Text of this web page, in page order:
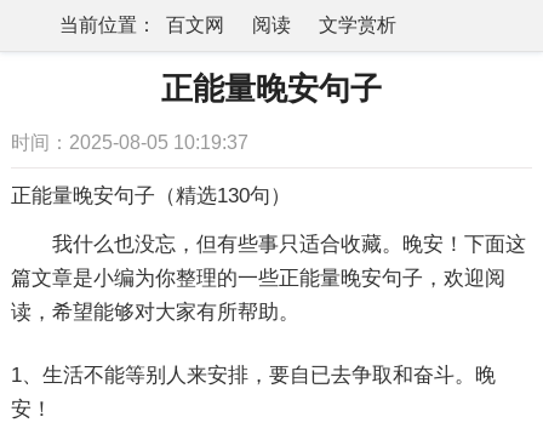
当前位置： 百文网 阅读 文学赏析
正能量句子 正能量晚安句子
正能量晚安句子
时间：2025-08-05 10:19:37
正能量晚安句子（精选130句）
我什么也没忘，但有些事只适合收藏。晚安！下面这
篇文章是小编为你整理的一些正能量晚安句子，欢迎阅
读，希望能够对大家有所帮助。
1、生活不能等别人来安排，要自已去争取和奋斗。晚
安！